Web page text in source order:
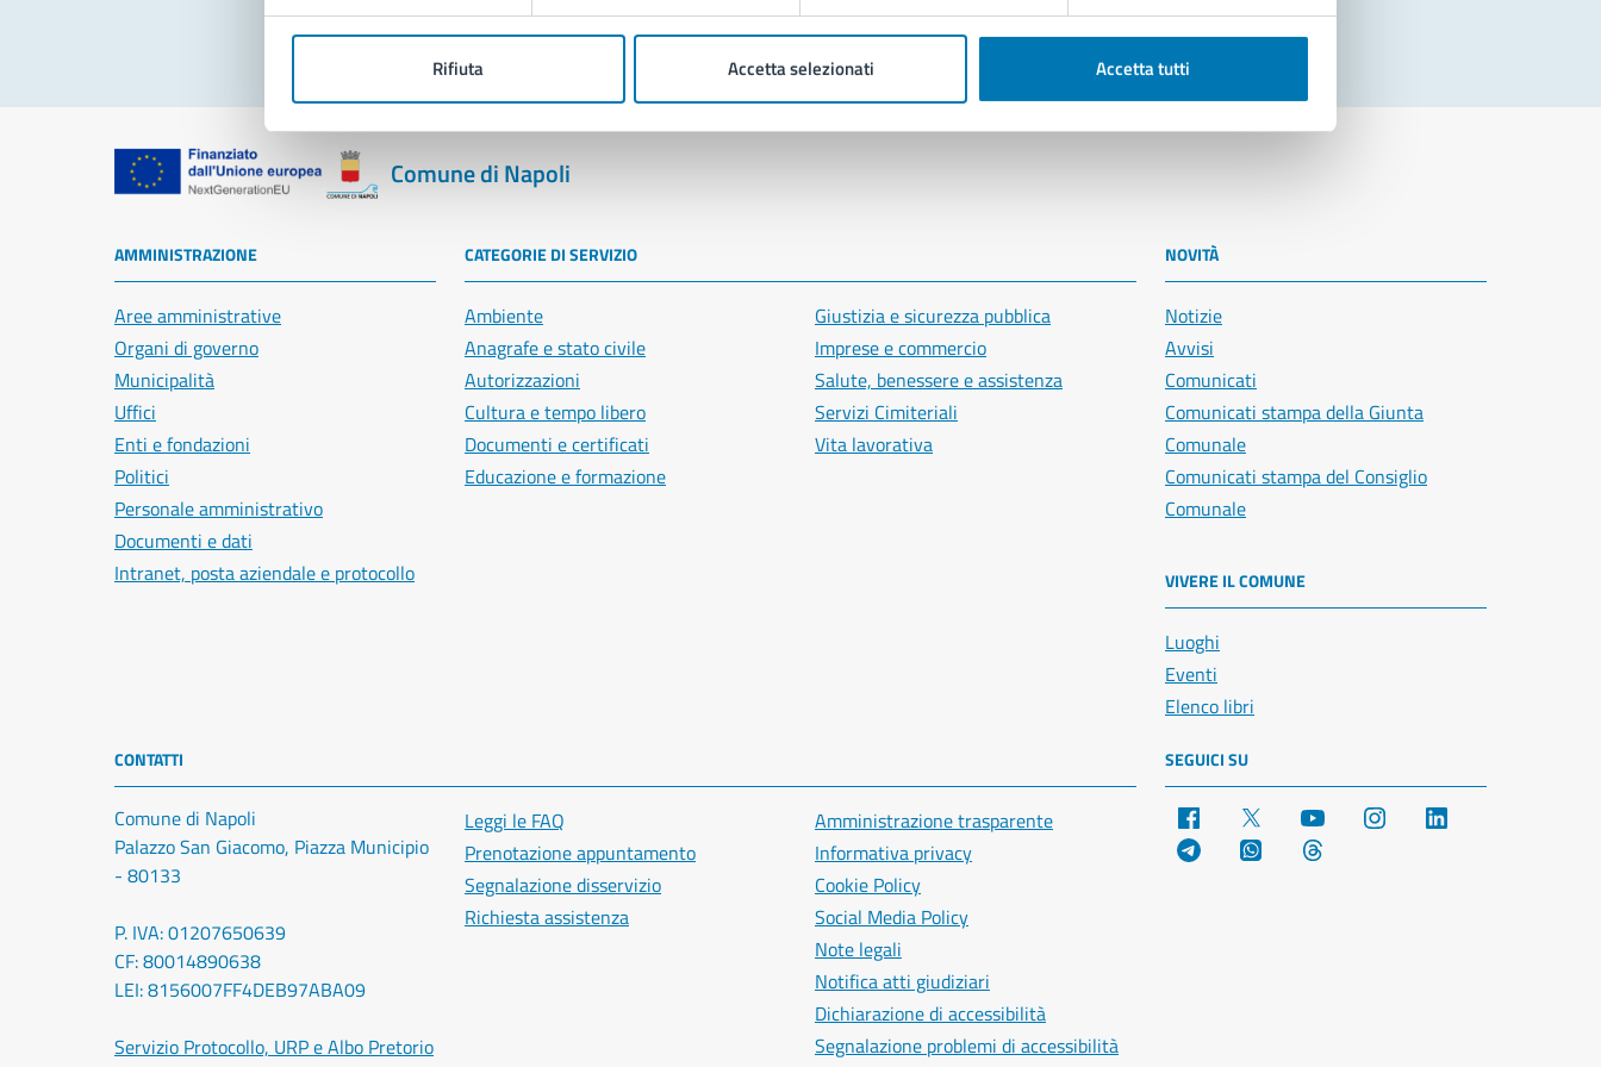
Rifiuta Accetta selezionati Accetta tutti
Comune di Napoli
AMMINISTRAZIONE
Aree amministrative
Organi di governo
Municipalità
Uffici
Enti e fondazioni
Politici
Personale amministrativo
Documenti e dati
Intranet, posta aziendale e protocollo
CATEGORIE DI SERVIZIO
Ambiente
Anagrafe e stato civile
Autorizzazioni
Cultura e tempo libero
Documenti e certificati
Educazione e formazione
Giustizia e sicurezza pubblica
Imprese e commercio
Salute, benessere e assistenza
Servizi Cimiteriali
Vita lavorativa
NOVITÀ
Notizie
Avvisi
Comunicati
Comunicati stampa della Giunta
Comunale
Comunicati stampa del Consiglio
Comunale
VIVERE IL COMUNE
Luoghi
Eventi
Elenco libri
CONTATTI
Comune di Napoli
Palazzo San Giacomo, Piazza Municipio
- 80133
P. IVA: 01207650639
CF: 80014890638
LEI: 8156007FF4DEB97ABA09
Servizio Protocollo, URP e Albo Pretorio
Leggi le FAQ
Prenotazione appuntamento
Segnalazione disservizio
Richiesta assistenza
Amministrazione trasparente
Informativa privacy
Cookie Policy
Social Media Policy
Note legali
Notifica atti giudiziari
Dichiarazione di accessibilità
Segnalazione problemi di accessibilità
SEGUICI SU
Facebook YouTube Instagram
Telegram WhatsApp